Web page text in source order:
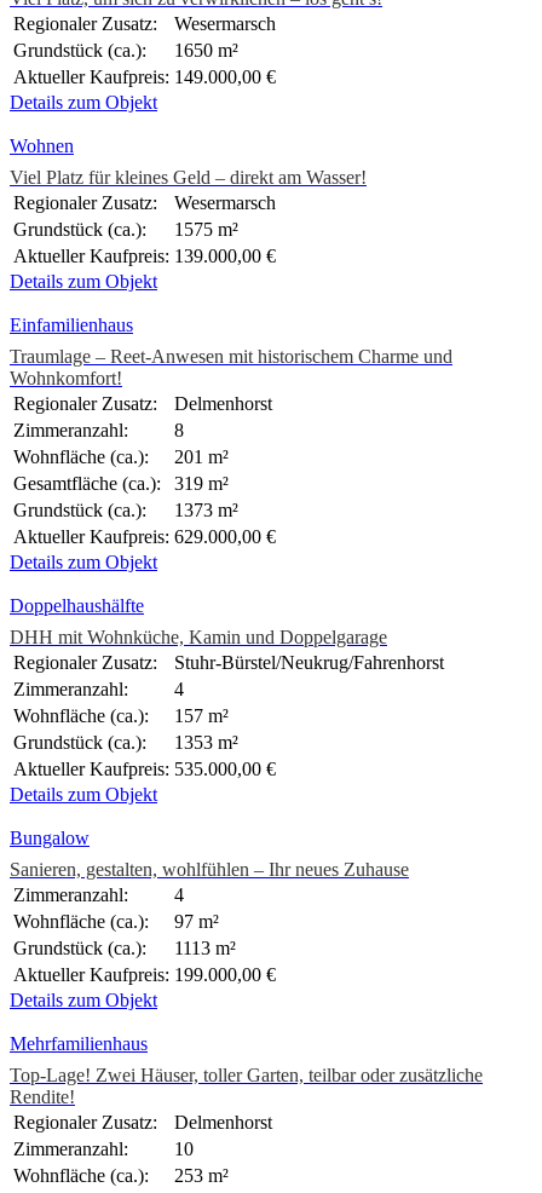
Regionaler Zusatz:
Wesermarsch
Grundstück (ca.):
1650 m²
Aktueller Kaufpreis: 149.000,00 €
Details zum Objekt
Wohnen
Viel Platz für kleines Geld – direkt am Wasser!
Regionaler Zusatz:
Wesermarsch
Grundstück (ca.):
1575 m²
Aktueller Kaufpreis: 139.000,00 €
Details zum Objekt
Einfamilienhaus
Traumlage – Reet-Anwesen mit historischem Charme und
Wohnkomfort!
Regionaler Zusatz:
Delmenhorst
Zimmeranzahl:
8
Wohnfläche (ca.):
201 m²
Gesamtfläche (ca.):
319 m²
Grundstück (ca.):
1373 m²
Aktueller Kaufpreis: 629.000,00 €
Details zum Objekt
Doppelhaushälfte
DHH mit Wohnküche, Kamin und Doppelgarage
Regionaler Zusatz:
Stuhr-Bürstel/Neukrug/Fahrenhorst
Zimmeranzahl:
4
Wohnfläche (ca.):
157 m²
Grundstück (ca.):
1353 m²
Aktueller Kaufpreis: 535.000,00 €
Details zum Objekt
Bungalow
Sanieren, gestalten, wohlfühlen – Ihr neues Zuhause
Zimmeranzahl:
4
Wohnfläche (ca.):
97 m²
Grundstück (ca.):
1113 m²
Aktueller Kaufpreis: 199.000,00 €
Details zum Objekt
Mehrfamilienhaus
Top-Lage! Zwei Häuser, toller Garten, teilbar oder zusätzliche
Rendite!
Regionaler Zusatz:
Delmenhorst
Zimmeranzahl:
10
Wohnfläche (ca.):
253 m²